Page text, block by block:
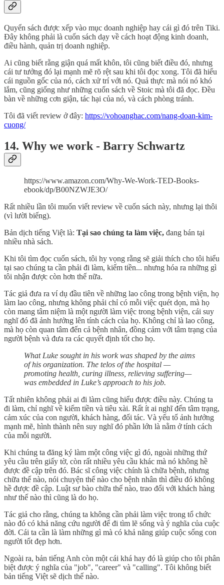
Quyển sách được xếp vào mục doanh nghiệp hay cái gì đó trên Tiki.
Đây không phải là cuốn sách dạy về cách hoạt động kinh doanh,
điều hành, quản trị doanh nghiệp.
Ai cũng biết rằng giận quá mất khôn, tôi cũng biết điều đó, nhưng
cái tư tưởng đó lại mạnh mẽ rõ rệt sau khi tôi đọc xong. Tôi đã hiểu
cái nguồn gốc của nó, cách xử trí với nó. Quả thực mà nói nó khó
lắm, cũng giống như những cuốn sách về Stoic mà tôi đã đọc. Đều
bàn về những cơn giận, tác hại của nó, và cách phòng tránh.
Tôi đã viết review ở đây: https://vohoanghac.com/nang-doan-kim-
cuong/
14. Why we work - Barry Schwartz
https://www.amazon.com/Why-We-Work-TED-Books-
ebook/dp/B00NZWJE3O/
Rất nhiều lần tôi muốn viết review về cuốn sách này, nhưng lại thôi
(vì lười biếng).
Bản dịch tiếng Việt là: Tại sao chúng ta làm việc, đang bán tại
nhiều nhà sách.
Khi tôi tìm đọc cuốn sách, tôi hy vọng rằng sẽ giải thích cho tôi hiểu
tại sao chúng ta cần phải đi làm, kiếm tiền... nhưng hóa ra những gì
tôi nhận được còn hơn thế nữa.
Tác giả đưa ra ví dụ đầu tiên về những lao công trong bệnh viện, họ
làm lao công, nhưng không phải chỉ có mỗi việc quét dọn, mà họ
còn mang tâm niệm là một người làm việc trong bệnh viện, cái suy
nghĩ đó đã ảnh hưởng lên tính cách của họ. Không chỉ là lao công,
mà họ còn quan tâm đến cả bệnh nhân, đồng cảm với tâm trạng của
người bệnh và đưa ra các quyết định tốt cho họ.
What Luke sought in his work was shaped by the aims
of his organization. The telos of the hospital —
promoting health, curing illness, relieving suffering—
was embedded in Luke’s approach to his job.
Tất nhiên không phải ai đi làm cũng hiểu được điều này. Chúng ta
đi làm, chỉ nghĩ về kiếm tiền và tiêu xài. Rất ít ai nghĩ đến tâm trạng,
cảm xúc của con người, khách hàng, đối tác. Và yếu tố ảnh hưởng
mạnh mẽ, hình thành nên suy nghĩ đó phần lớn là nằm ở tính cách
của mỗi người.
Khi chúng ta đăng ký làm một công việc gì đó, ngoài những thứ
yêu cầu trên giấy tờ, còn rất nhiều yêu cầu khác mà nó không hề
được đề cập trên đó. Bác sĩ công việc chính là chữa bệnh, nhưng
chữa thế nào, nói chuyện thế nào cho bệnh nhân thì điều đó không
hề được đề cập. Luật sư bào chữa thế nào, trao đổi với khách hàng
như thế nào thì cũng là do họ.
Tác giả cho rằng, chúng ta không cần phải làm việc trong tổ chức
nào đó có khả năng cứu người để đi tìm lẽ sống và ý nghĩa của cuộc
đời. Cái ta cần là làm những gì mà có khả năng giúp cuộc sống con
người tốt đẹp hơn.
Ngoài ra, bản tiếng Anh còn một cái khá hay đó là giúp cho tôi phân
biệt được ý nghĩa của "job", "career" và "calling". Tôi không biết
bản tiếng Việt sẽ dịch thế nào.